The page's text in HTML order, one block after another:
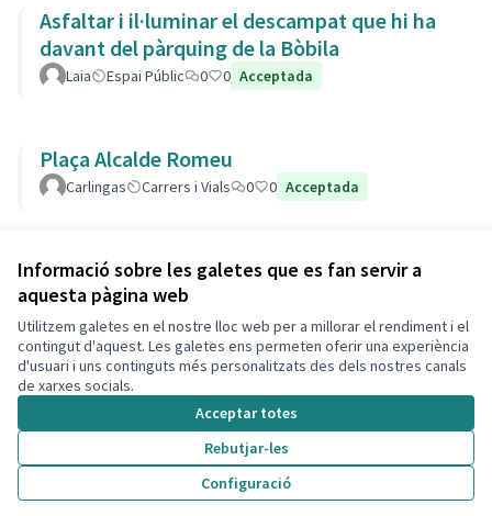
Informació sobre les galetes que es fan servir a
aquesta pàgina web
Utilitzem galetes en el nostre lloc web per a millorar el rendiment i el
contingut d'aquest. Les galetes ens permeten oferir una experiència
d'usuari i uns continguts més personalitzats des dels nostres canals
de xarxes socials.
Acceptar totes
Rebutjar-les
Configuració
Asfaltar i il·luminar el descampat que hi ha
davant del pàrquing de la Bòbila
Laia Espai Públic 0 0 Acceptada
Plaça Alcalde Romeu
Carlingas Carrers i Vials 0 0 Acceptada
Veure totes les propostes retirades
Termes i condicions d'ús
Configuració de les galetes
Decidim Calafell a X
(Enllaç extern)
Decidim Calafell a Facebook
Decidim Calafell a YouTube
Decidim Calafell a GitHub
(Enllaç extern)
Web creada ambprogramari lliure .
Amb
(Enllaç